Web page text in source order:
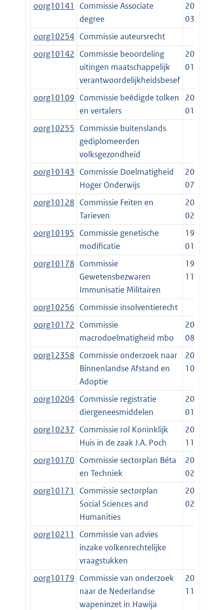
oorg10141
Commissie Associate
degree
2009-
03-01
oorg10254 Commissie auteursrecht
oorg10142 Commissie beoordeling
uitingen maatschappelijk
verantwoordelijkheidsbesef
2018-
01-01
oorg10109 Commissie beëdigde tolken
en vertalers
2009-
01-01
oorg10255 Commissie buitenslands
gediplomeerden
volksgezondheid
oorg10143 Commissie Doelmatigheid
Hoger Onderwijs
2009-
07-01
oorg10128 Commissie Feiten en
Tarieven
2013-
02-06
oorg10195 Commissie genetische
modificatie
1995-
01-01
oorg10178 Commissie
Gewetensbezwaren
Immunisatie Militairen
1953-
11-18
oorg10256 Commissie insolventierecht
oorg10172 Commissie
macrodoelmatigheid mbo
2015-
08-01
oorg12358 Commissie onderzoek naar
Binnenlandse Afstand en
Adoptie
2022-
10-01
oorg10204 Commissie registratie
diergeneesmiddelen
2013-
01-01
oorg10237 Commissie rol Koninklijk
Huis in de zaak J.A. Poch
2021-
11-17
oorg10170 Commissie sectorplan Béta
en Techniek
2019-
02-23
oorg10171
Commissie sectorplan
Social Sciences and
Humanities
2019-
02-23
oorg10211
Commissie van advies
inzake volkenrechtelijke
vraagstukken
oorg10179 Commissie van onderzoek
naar de Nederlandse
wapeninzet in Hawija
2020-
11-27